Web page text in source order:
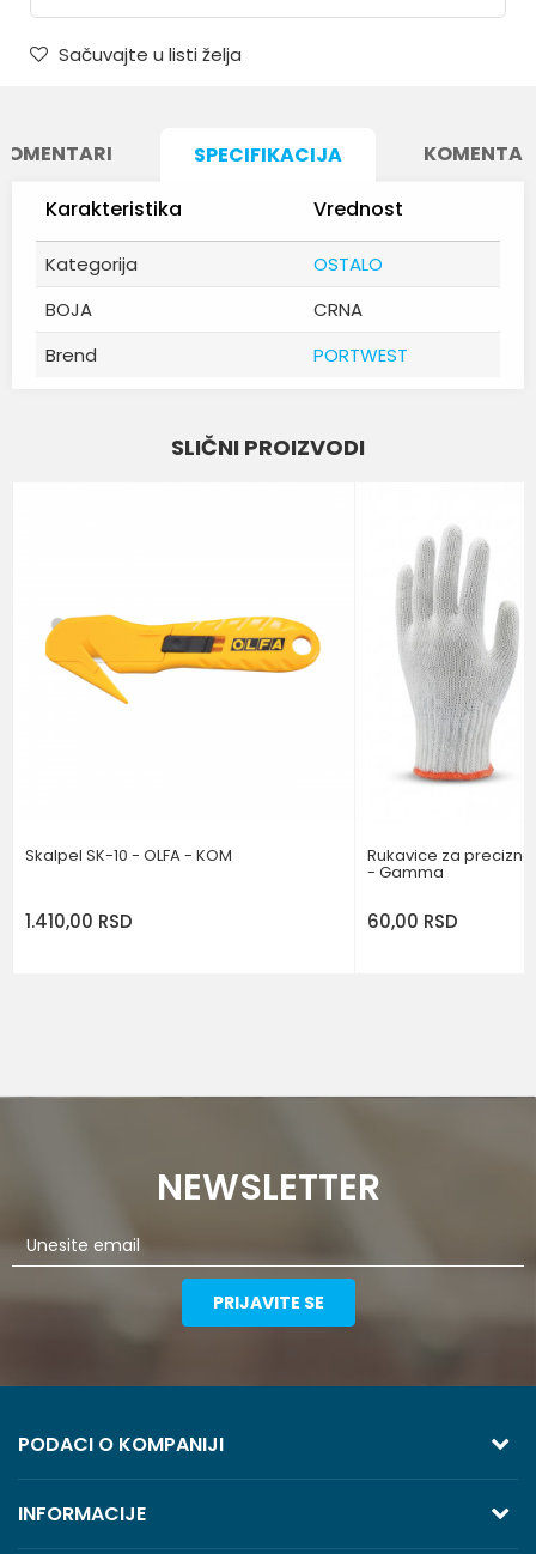
Sačuvajte u listi želja
SPECIFIKACIJA
Karakteristika
Vrednost
Kategorija
OSTALO
BOJA
CRNA
Brend
PORTWEST
SLIČNI PROIZVODI
Skalpel SK-10 - OLFA - KOM
1.410,00 RSD
Rukavice za
- Gamma
60,00 RSD
NEWSLETTER
PRIJAVITE SE
PODACI O KOMPANIJI
INFORMACIJE